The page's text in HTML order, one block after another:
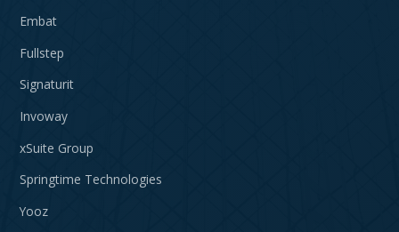
Embat
Fullstep
Signaturit
Invoway
xSuite Group
Springtime Technologies
Yooz